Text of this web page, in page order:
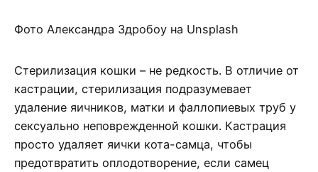
Фото Александра Здробоу на Unsplash
Стерилизация кошки – не редкость. В отличие от
кастрации, стерилизация подразумевает
удаление яичников, матки и фаллопиевых труб у
сексуально неповрежденной кошки. Кастрация
просто удаляет яички кота-самца, чтобы
предотвратить оплодотворение, если самец